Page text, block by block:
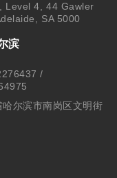
Level 4, 44 Gawler
SA 5000
滨
/
哈尔滨市南岗区文明街